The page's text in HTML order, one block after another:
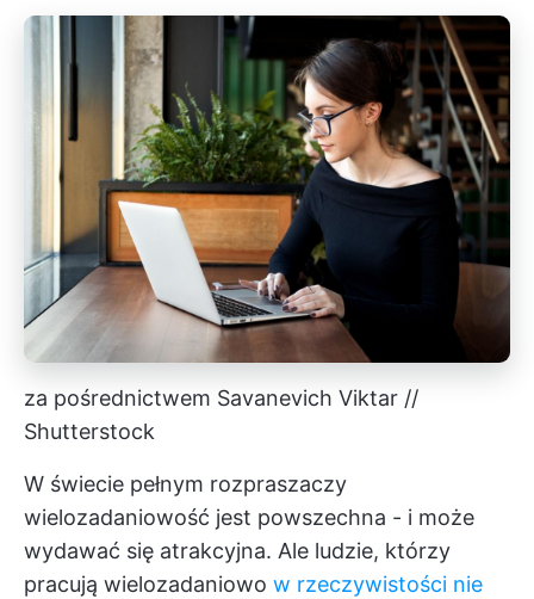
za pośrednictwem Savanevich Viktar //
Shutterstock
W świecie pełnym rozpraszaczy
wielozadaniowość jest powszechna - i może
wydawać się atrakcyjna. Ale ludzie, którzy
pracują wielozadaniowo w rzeczywistości nie